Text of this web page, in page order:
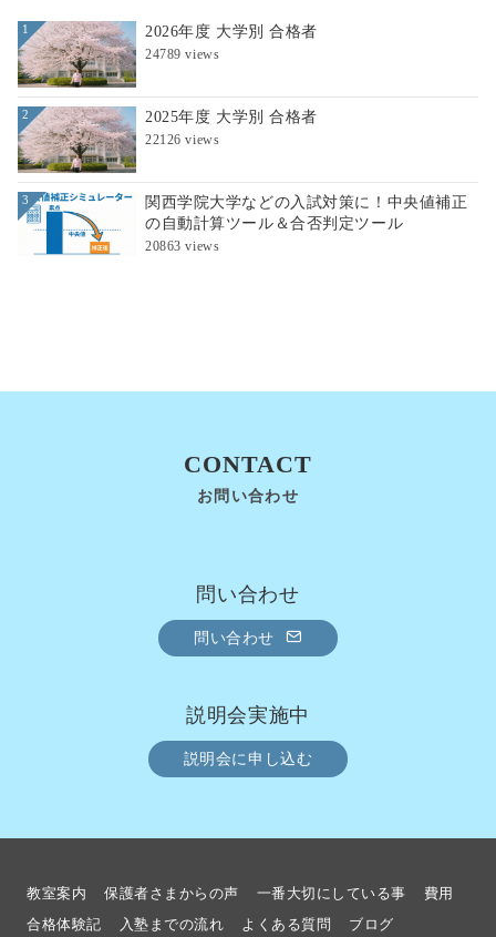
1 2026年度 大学別 合格者
24789 views
2 2025年度 大学別 合格者
22126 views
3
関西学院大学などの入試対策に！中央値補正
の自動計算ツール＆合否判定ツール
20863 views
CONTACT
お問い合わせ
問い合わせ
問い合わせ
説明会実施中
説明会に申し込む
教室案内 保護者さまからの声 一番大切にしている事
費用
合格体験記
入塾までの流れ よくある質問 ブログ